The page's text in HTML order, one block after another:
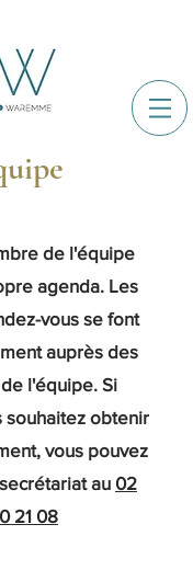
de l'équipe
agenda. Les
vous se font
auprès des
l'équipe. Si
souhaitez obtenir
vous pouvez
au 02
21 08